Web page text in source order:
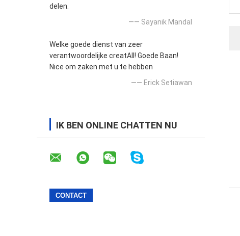
delen.
—— Sayanik Mandal
Welke goede dienst van zeer
verantwoordelijke creatAll! Goede Baan!
Nice om zaken met u te hebben
—— Erick Setiawan
IK BEN ONLINE CHATTEN NU